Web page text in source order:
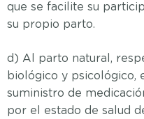
que se facilite su
su propio parto.
d) Al parto natural,
biológico y psicológico,
suministro de
por el estado de salud